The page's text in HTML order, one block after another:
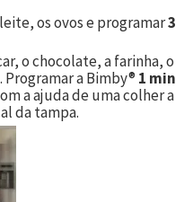
os ovos e programar3
o chocolate, a farinha, o
a Bimby® 1 min
a ajuda de uma colher a
da tampa.